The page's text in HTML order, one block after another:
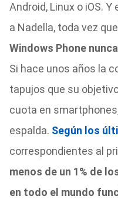
Android, Linux o iOS.
a Nadella, toda vez que
Windows Phone
Si hace unos años la
tapujos que su
cuota en
espalda. Según los
correspondientes al
menos de un 1% de
en todo el mundo